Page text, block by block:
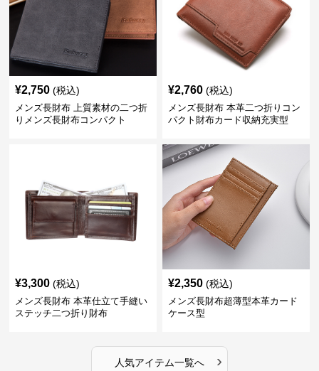
¥2,750 (税込)
メンズ長財布 上質素材の二つ折
りメンズ長財布コンパクト
¥2,760 (税込)
メンズ長財布 本革二つ折りコン
パクト財布カード収納充実型
¥3,300 (税込)
メンズ長財布 本革仕立て手縫い
ステッチ二つ折り財布
¥2,350 (税込)
メンズ長財布超薄型本革カード
ケース型
人気アイテム一覧へ ›